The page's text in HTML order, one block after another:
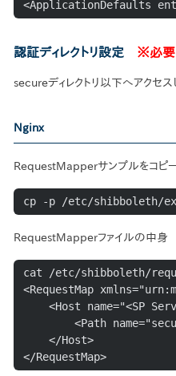
<ApplicationDefaults
認証ディレクトリ設定 ※必要
secureディレクトリ以下へアクセ
Nginx
RequestMapperサンプルをコピ
cp -p /etc/shibboleth/
RequestMapperファイルの中身
cat /etc/shibboleth/
<RequestMap
</RequestMap>